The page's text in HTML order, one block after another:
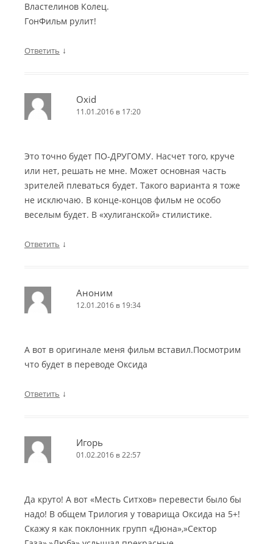
Властелинов Колец.
ГонФильм рулит!
Ответить ↓
Oxid
11.01.2016 в 17:20
Это точно будет ПО-ДРУГОМУ. Насчет того, круче
или нет, решать не мне. Может основная часть
зрителей плеваться будет. Такого варианта я тоже
не исключаю. В конце-концов фильм не особо
веселым будет. В «хулиганской» стилистике.
Ответить ↓
Аноним
12.01.2016 в 19:34
А вот в оригинале меня фильм вставил.Посмотрим
что будет в переводе Оксида
Ответить ↓
Игорь
01.02.2016 в 22:57
Да круто! А вот «Месть Ситхов» перевести было бы
надо! В общем Трилогия у товарища Оксида на 5+!
Скажу я как поклонник групп «Дюна»,»Сектор